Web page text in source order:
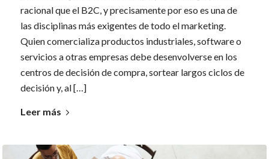
racional que el B2C, y precisamente por eso es una de
las disciplinas más exigentes de todo el marketing.
Quien comercializa productos industriales, software o
servicios a otras empresas debe desenvolverse en los
centros de decisión de compra, sortear largos ciclos de
decisión y, al […]
Leer más